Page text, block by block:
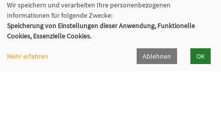
Volkshochschule Backnang e.V.
Bahnhofstr. 2, 71522 Backnang
07191/9667-0
Wir speichern und verarbeiten Ihre personenbezogenen
Informationen für folgende Zwecke:
Speicherung von Einstellungen dieser Anwendung, Funktionelle
Cookies, Essenzielle Cookies.
Mehr erfahren Ablehnen OK